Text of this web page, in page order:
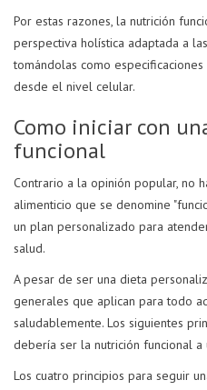
Por estas razones, la nutrición
perspectiva holística adaptada a
tomándolas como
desde el nivel celular.
Como iniciar con
funcional
Contrario a la opinión popular, no
alimenticio que se denomine
un plan personalizado para
salud.
A pesar de ser una dieta
generales que aplican para todo
saludablemente. Los siguientes
debería ser la nutrición funcional a
Los cuatro principios para seguir